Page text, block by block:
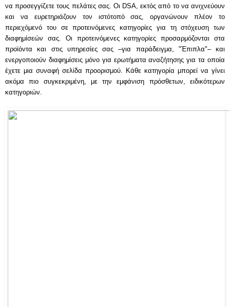
να προσεγγίζετε τους πελάτες σας. Οι DSA, εκτός από το να ανιχνεύουν
και να ευρετηριάζουν τον ιστότοπό σας, οργανώνουν πλέον το
περιεχόμενό του σε προτεινόμενες κατηγορίες για τη στόχευση των
διαφημίσεών σας. Οι προτεινόμενες κατηγορίες προσαρμόζονται στα
προϊόντα και στις υπηρεσίες σας –για παράδειγμα, "Έπιπλα"– και
ενεργοποιούν διαφημίσεις μόνο για ερωτήματα αναζήτησης για τα οποία
έχετε μια συναφή σελίδα προορισμού. Κάθε κατηγορία μπορεί να γίνει
ακόμα πιο συγκεκριμένη, με την εμφάνιση πρόσθετων, ειδικότερων
κατηγοριών.